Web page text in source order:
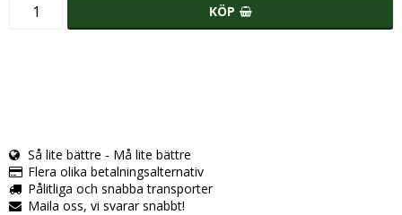
KÖP
Så lite bättre - Må lite bättre
Flera olika betalningsalternativ
Pålitliga och snabba transporter
Maila oss, vi svarar snabbt!